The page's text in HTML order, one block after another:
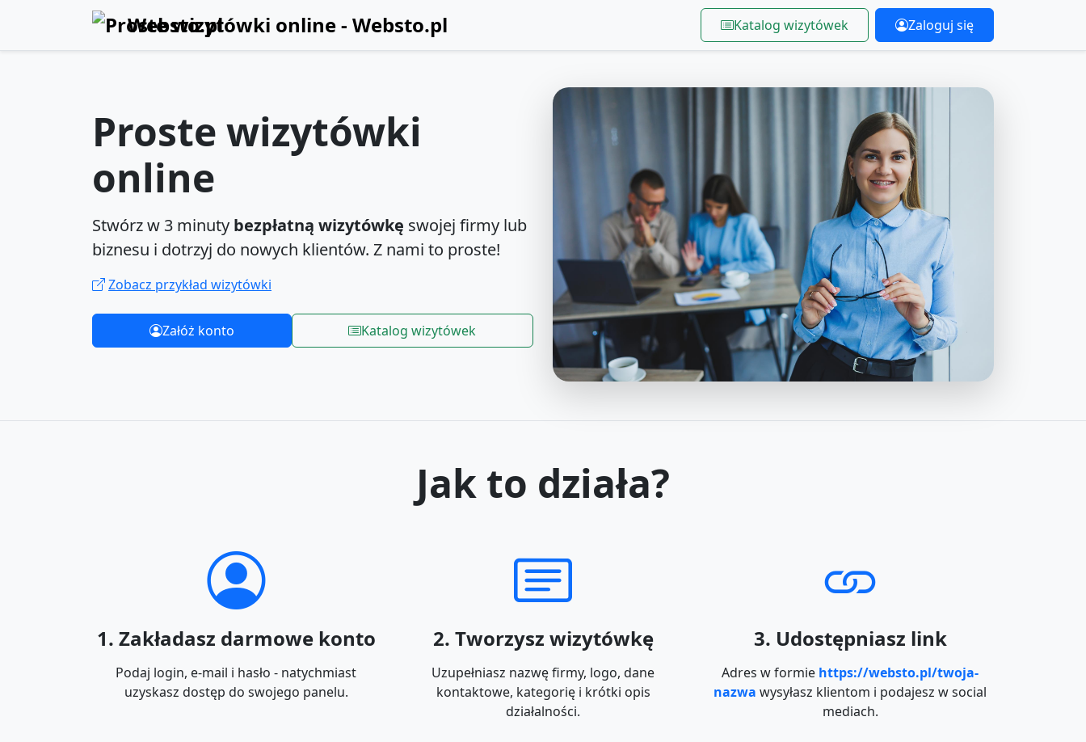
Websto.pl Katalog wizytówek Zaloguj się
Proste wizytówki
online
Stwórz w 3 minuty bezpłatną wizytówkę swojej firmy lub
biznesu i dotrzyj do nowych klientów. Z nami to proste!
Zobacz przykład wizytówki
Załóż konto Katalog wizytówek
Jak to działa?
1. Zakładasz darmowe konto
Podaj login, e-mail i hasło - natychmiast
uzyskasz dostęp do swojego panelu.
2. Tworzysz wizytówkę
Uzupełniasz nazwę firmy, logo, dane
kontaktowe, kategorię i krótki opis
działalności.
3. Udostępniasz link
Adres w formie https://websto.pl/twoja-
nazwa wysyłasz klientom i podajesz w social
mediach.